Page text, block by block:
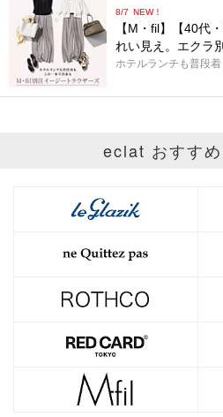
8/7 NEW！
【M・fil】【40代
れい見え。エクラ
ホテルランチも普段着
eclat おすすめ